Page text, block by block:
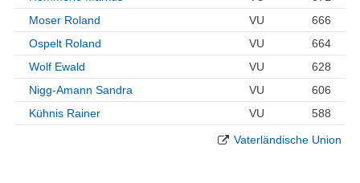
Moser Roland
VU
666
Ospelt Roland
VU
664
Wolf Ewald
VU
628
Nigg-Amann Sandra
VU
606
Kühnis Rainer
VU 588
Vaterländische Union